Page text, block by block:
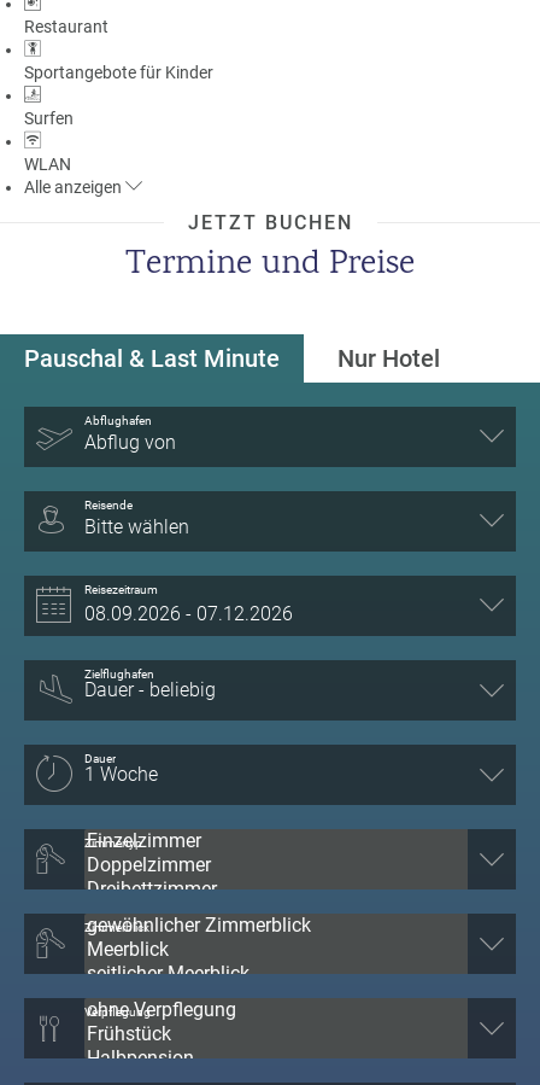
Restaurant
Sportangebote für Kinder
Surfen
WLAN
Alleanzeigen
JETZT BUCHEN
Termine und Preise
Pauschal & Last Minute Nur Hotel
Abflughafen
Abflug von
Reisende
Bitte wählen
Reisezeitraum
Zielflughafen
Dauer
Zimmertyp
Zimmerblick
Verpflegung